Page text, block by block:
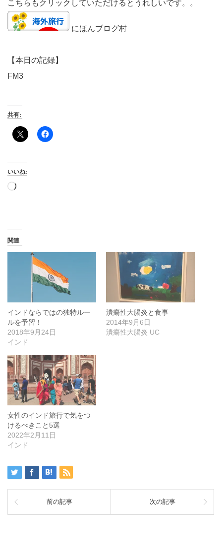
こちらもクリックしていただけるとうれしいです。。
にほんブログ村
【本日の記録】
FM3
共有:
いいね:
読
関連
インドならではの独特ルー
ルを予習！
2018年9月24日
インド
潰瘍性大腸炎と食事
2014年9月6日
潰瘍性大腸炎 UC
女性のインド旅行で気をつ
けるべきこと5選
2022年2月11日
インド
前の記事 次の記事